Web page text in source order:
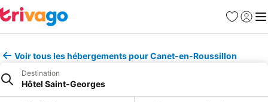
Favoris
Se
Voir tous les hébergements pour Canet-en-Roussillon
Destination
Hôtel Saint-Georges